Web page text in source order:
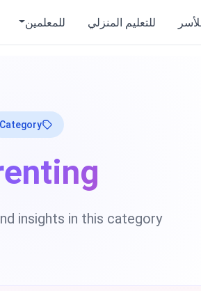
للتعليم المنزلي للمعلمين
Category
insights in this category.